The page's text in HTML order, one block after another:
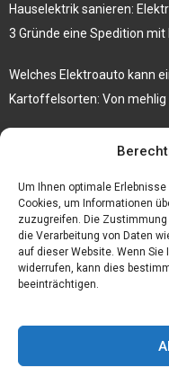
Um Ihnen optimale
Cookies, um Informationen
zuzugreifen. Die
die Verarbeitung von Daten
auf dieser Website. Wenn
widerrufen, kann dies
beeinträchtigen.
Hauselektrik sanieren:
3 Gründe eine Spedition
Welches Elektroauto kann
Kartoffelsorten: Von
Firma einfach und